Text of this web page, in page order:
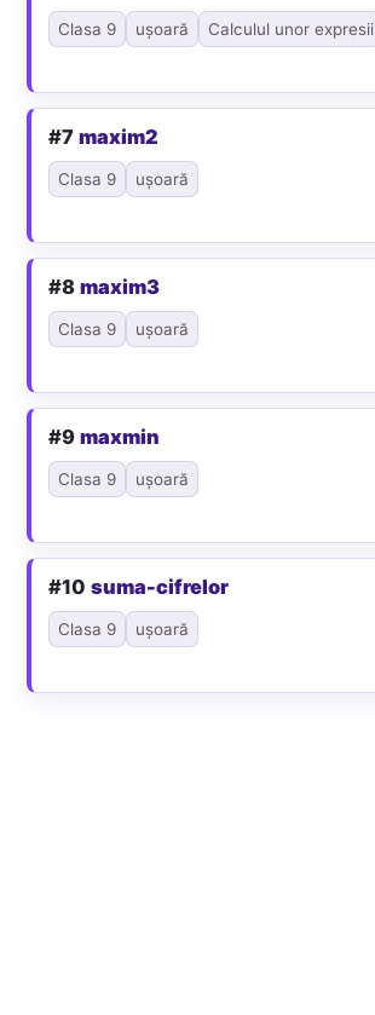
Clasa 9 ușoară Calculul unor expresii
#7maxim2
Clasa 9 ușoară
#8maxim3
Clasa 9 ușoară
#9maxmin
Clasa 9 ușoară
#10suma-cifrelor
Clasa 9 ușoară